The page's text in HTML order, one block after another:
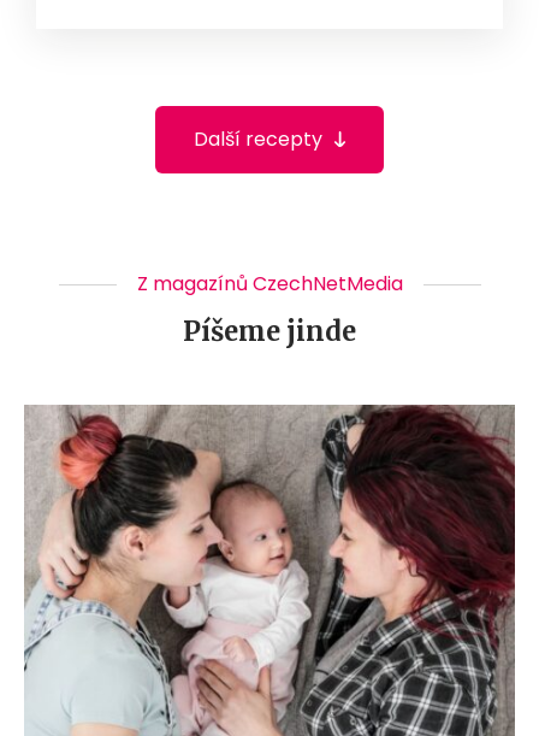
Další recepty
Z magazínů CzechNetMedia
Píšeme jinde